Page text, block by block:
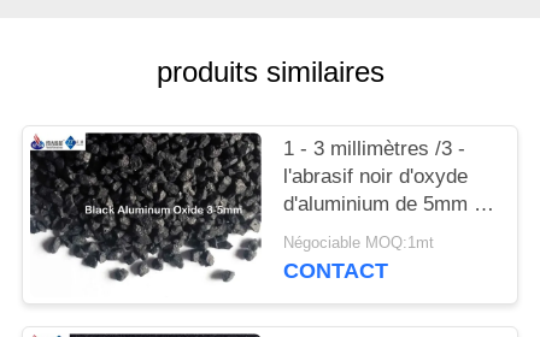
CITATION
PLAN
DU
produits similaires
1 - 3 millimètres /3 -
l'abrasif noir d'oxyde
d'aluminium de 5mm a
fondu d'anti granulats
de glissement
Négociable MOQ:1mt
CONTACT